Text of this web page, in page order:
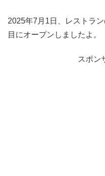
2025年7月1日、レストラ
目にオープンしましたよ。
スポン